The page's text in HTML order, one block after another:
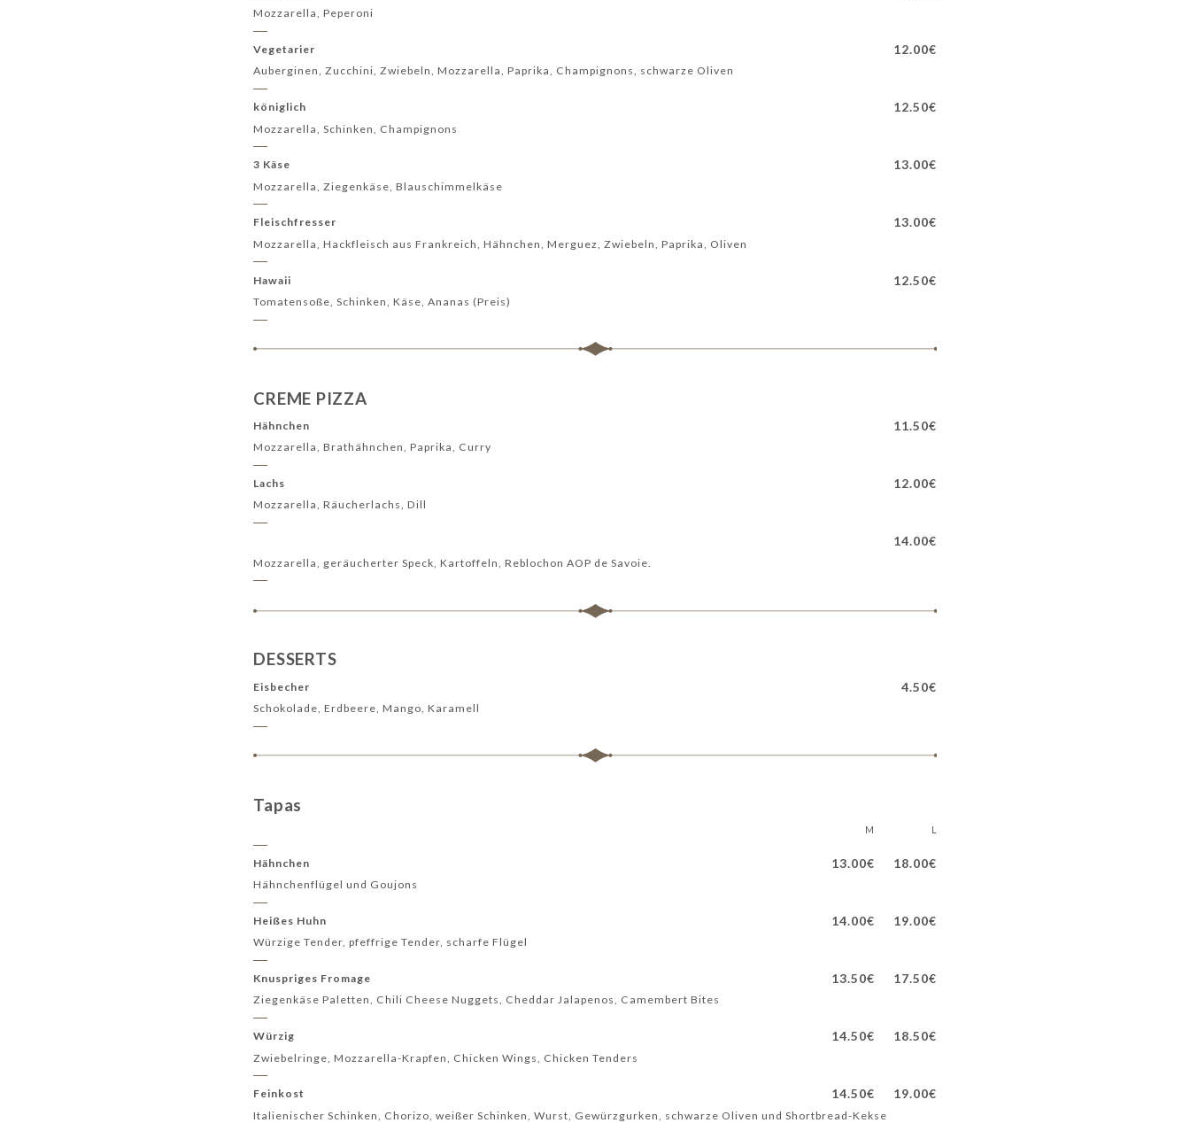
Mozzarella, Peperoni
Vegetarier 12.00€
Auberginen, Zucchini, Zwiebeln, Mozzarella, Paprika, Champignons, schwarze Oliven
königlich 12.50€
Mozzarella, Schinken, Champignons
3 Käse 13.00€
Mozzarella, Ziegenkäse, Blauschimmelkäse
Fleischfresser 13.00€
Mozzarella, Hackfleisch aus Frankreich, Hähnchen, Merguez, Zwiebeln, Paprika, Oliven
Hawaii 12.50€
Tomatensoße, Schinken, Käse, Ananas (Preis)
CREME PIZZA
Hähnchen 11.50€
Mozzarella, Brathähnchen, Paprika, Curry
Lachs 12.00€
Mozzarella, Räucherlachs, Dill
14.00€
Mozzarella, geräucherter Speck, Kartoffeln, Reblochon AOP de Savoie.
DESSERTS
Eisbecher 4.50€
Schokolade, Erdbeere, Mango, Karamell
Tapas
M L
Hähnchen 13.00€ 18.00€
Hähnchenflügel und Goujons
Heißes Huhn 14.00€ 19.00€
Würzige Tender, pfeffrige Tender, scharfe Flügel
Knuspriges Fromage 13.50€ 17.50€
Ziegenkäse Paletten, Chili Cheese Nuggets, Cheddar Jalapenos, Camembert Bites
Würzig 14.50€ 18.50€
Zwiebelringe, Mozzarella-Krapfen, Chicken Wings, Chicken Tenders
Feinkost 14.50€ 19.00€
Italienischer Schinken, Chorizo, weißer Schinken, Wurst, Gewürzgurken, schwarze Oliven und Shortbread-Kekse